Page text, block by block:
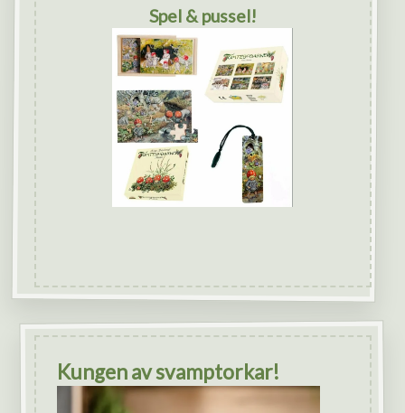
Spel & pussel!
Kungen av svamptorkar!